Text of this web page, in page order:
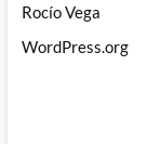
Rocío Vega
WordPress.org